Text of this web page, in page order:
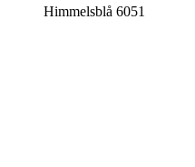
Himmelsblå 6051